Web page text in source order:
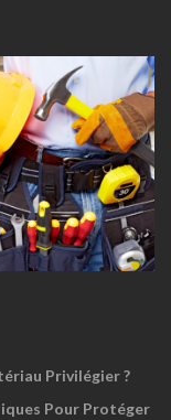
Privilégier ?
Pour Protéger